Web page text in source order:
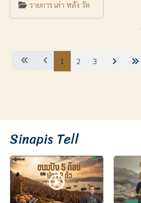
รายการ เล่า หลัง วัด
1 2 3
Sinapis Tell